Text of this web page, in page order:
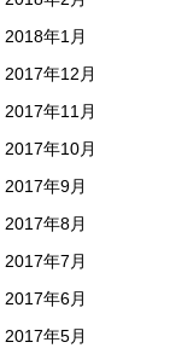
2018年1月
2017年12月
2017年11月
2017年10月
2017年9月
2017年8月
2017年7月
2017年6月
2017年5月